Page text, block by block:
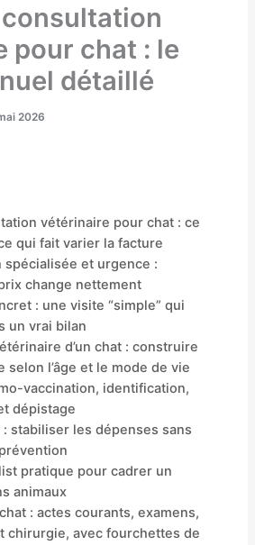
consultation
pour chat : le
détaillé
2026
vétérinaire pour chat : ce
qui fait varier la facture
spécialisée et urgence :
change nettement
: une visite “simple” qui
un vrai bilan
d’un chat : construire
selon l’âge et le mode de vie
vaccination, identification,
dépistage
: stabiliser les dépenses sans
pratique pour cadrer un
animaux
: actes courants, examens,
chirurgie, avec fourchettes de